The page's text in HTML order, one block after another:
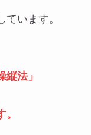
います。
縦法」